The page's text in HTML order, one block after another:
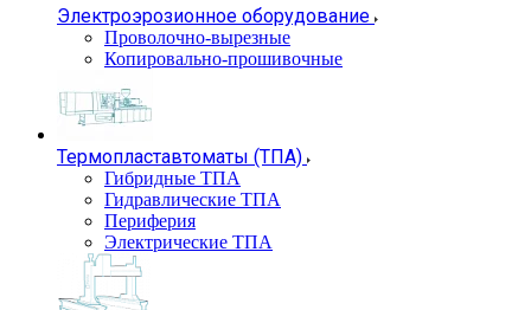
Электроэрозионное оборудование
Проволочно-вырезные
Копировально-прошивочные
Термопластавтоматы (ТПА)
Гибридные ТПА
Гидравлические ТПА
Периферия
Электрические ТПА